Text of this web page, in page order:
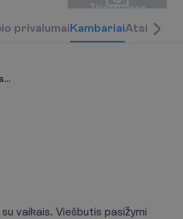
Žiūrėti visas
io privalumaiKambariaiAtsiliepimai
vaikais. Viešbutis pasižymi